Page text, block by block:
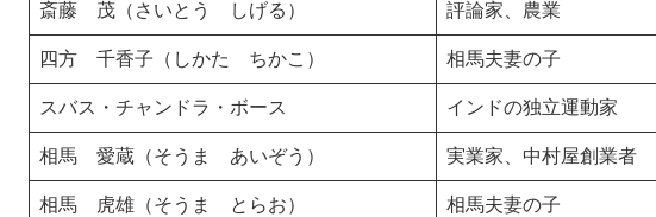
斎藤 茂（さいとう しげる） 評論家、農業
四方 千香子（しかた ちかこ） 相馬夫妻の子
スバス・チャンドラ・ボース インドの独立運動家
相馬 愛蔵（そうま あいぞう） 実業家、中村屋創業者
相馬 虎雄（そうま とらお） 相馬夫妻の子